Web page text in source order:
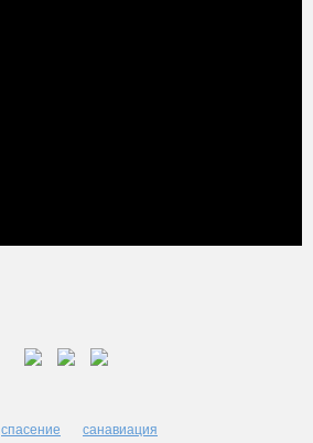
спасение санавиация